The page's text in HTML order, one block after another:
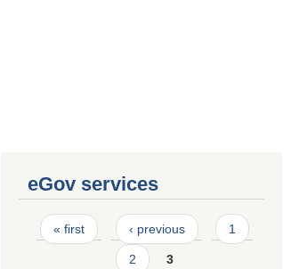
eGov services
Pages
« first ‹ previous 1
2 3